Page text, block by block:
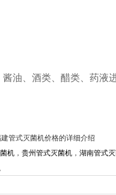
油、酒类、醋类、药液
管式灭菌机价格的详细介绍
机 ， 贵州管式灭菌机 ， 湖南管式